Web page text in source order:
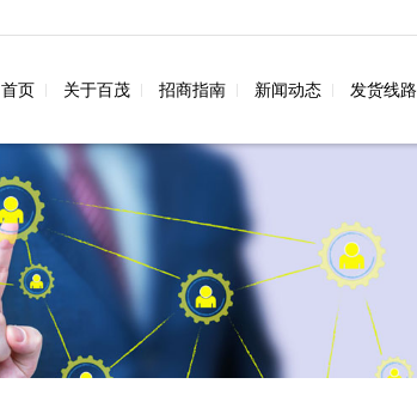
首页 关于百茂 招商指南 新闻动态 发货线路